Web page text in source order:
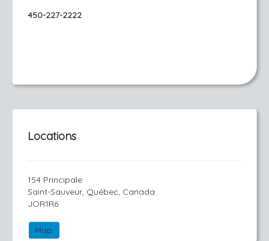
450-227-2222
Locations
154 Principale
Saint-Sauveur, Québec, Canada
JOR1R6
Map